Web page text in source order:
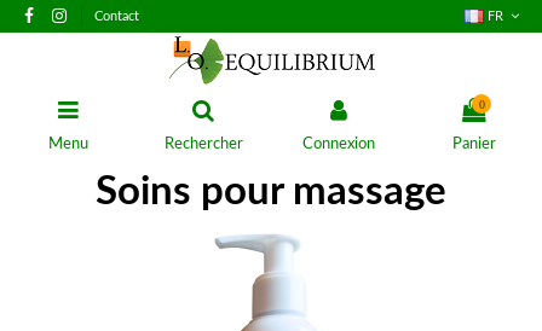
Contact FR
Menu Rechercher Connexion
0
Panier
Soins pour massage